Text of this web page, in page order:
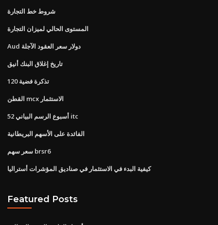
شروط خط التجارة
المستوى الحالي لميزان التجارة
Aud دولار سعر العقود الآجلة
تاريخ إغلاق البنك أنيق
تذكرة فضية 120
القطن mcx الاستثمار
52 أسبوع الرسم البياني itc
الفائدة على الأسهم البريطانية
سعر سهم brsr6
كيفية البدء في الاستثمار في صناديق المؤشرات أستراليا
Featured Posts